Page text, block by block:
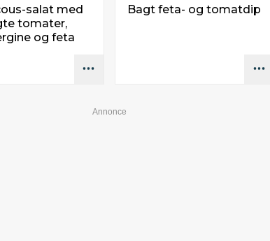
salat med
tomater,
og feta
Bagt feta- og tomatdip